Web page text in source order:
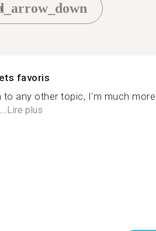
favoris
to any other topic, I'm much
Lire plus